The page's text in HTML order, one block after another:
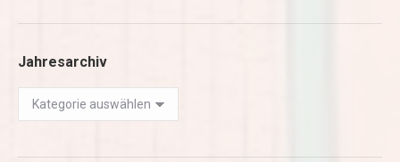
Jahresarchiv
Jahresarchiv